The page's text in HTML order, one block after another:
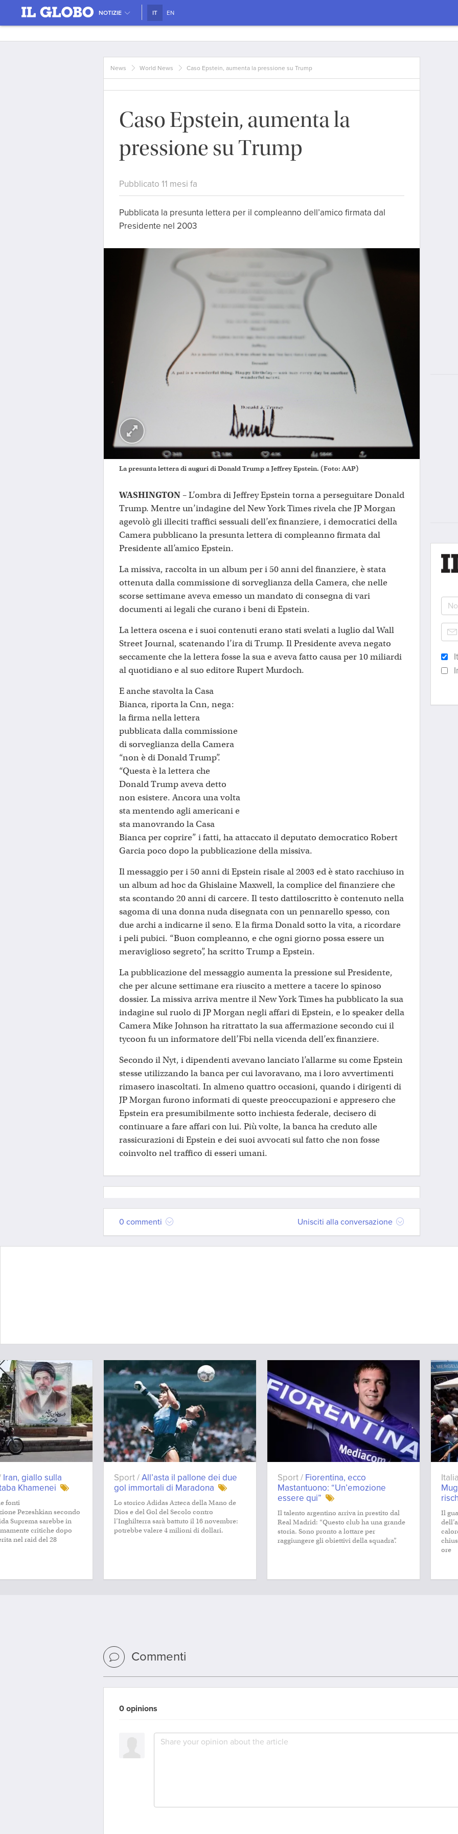
NOTIZIE IT EN
News World News Caso Epstein, aumenta la pressione su Trump
Caso Epstein, aumenta la
pressione su Trump
Pubblicato 11 mesi fa
Pubblicata la presunta lettera per il compleanno dell’amico firmata dal
Presidente nel 2003
La presunta lettera di auguri di Donald Trump a Jeffrey Epstein. (Foto: AAP)
WASHINGTON– L’ombra di Jeffrey Epstein torna a perseguitare Donald
Trump. Mentre un’indagine del New York Times rivela che JP Morgan
agevolò gli illeciti traffici sessuali dell’ex finanziere, i democratici della
Camera pubblicano la presunta lettera di compleanno firmata dal
Presidente all’amico Epstein.
La missiva, raccolta in un album per i 50 anni del finanziere, è stata
ottenuta dalla commissione di sorveglianza della Camera, che nelle
scorse settimane aveva emesso un mandato di consegna di vari
documenti ai legali che curano i beni di Epstein.
La lettera oscena e i suoi contenuti erano stati svelati a luglio dal Wall
Street Journal, scatenando l’ira di Trump. Il Presidente aveva negato
seccamente che la lettera fosse la sua e aveva fatto causa per 10 miliardi
al quotidiano e al suo editore Rupert Murdoch.
E anche stavolta la Casa
Bianca, riporta la Cnn, nega:
la firma nella lettera
pubblicata dalla commissione
di sorveglianza della Camera
“non è di Donald Trump”.
“Questa è la lettera che
Donald Trump aveva detto
non esistere. Ancora una volta
sta mentendo agli americani e
sta manovrando la Casa
Bianca per coprire” i fatti, ha attaccato il deputato democratico Robert
Garcia poco dopo la pubblicazione della missiva.
Il messaggio per i 50 anni di Epstein risale al 2003 ed è stato racchiuso in
un album ad hoc da Ghislaine Maxwell, la complice del finanziere che
sta scontando 20 anni di carcere. Il testo dattiloscritto è contenuto nella
sagoma di una donna nuda disegnata con un pennarello spesso, con
due archi a indicarne il seno. E la firma Donald sotto la vita, a ricordare
i peli pubici. “Buon compleanno, e che ogni giorno possa essere un
meraviglioso segreto”, ha scritto Trump a Epstein.
La pubblicazione del messaggio aumenta la pressione sul Presidente,
che per alcune settimane era riuscito a mettere a tacere lo spinoso
dossier. La missiva arriva mentre il New York Times ha pubblicato la sua
indagine sul ruolo di JP Morgan negli affari di Epstein, e lo speaker della
Camera Mike Johnson ha ritrattato la sua affermazione secondo cui il
tycoon fu un informatore dell’Fbi nella vicenda dell’ex finanziere.
Secondo il Nyt, i dipendenti avevano lanciato l’allarme su come Epstein
stesse utilizzando la banca per cui lavoravano, ma i loro avvertimenti
rimasero inascoltati. In almeno quattro occasioni, quando i dirigenti di
JP Morgan furono informati di queste preoccupazioni e appresero che
Epstein era presumibilmente sotto inchiesta federale, decisero di
continuare a fare affari con lui. Più volte, la banca ha creduto alle
rassicurazioni di Epstein e dei suoi avvocati sul fatto che non fosse
coinvolto nel traffico di esseri umani.
0 commenti Unisciti alla conversazione
Iran, giallo sulla
Khamenei
fonti
Pezeshkian secondo
Suprema sarebbe in
critiche dopo
nel raid del 28
Sport /All’asta il pallone dei due
gol immortali di Maradona
Lo storico Adidas Azteca della Mano de
Dios e del Gol del Secolo contro
l’Inghilterra sarà battuto il 16 novembre:
potrebbe valere 4 milioni di dollari.
Sport / Fiorentina, ecco
Mastantuono: “Un’emozione
essere qui”
Il talento argentino arriva in prestito dal
Real Madrid: “Questo club ha una grande
storia. Sono pronto a lottare per
raggiungere gli obiettivi della squadra”.
Il
ore
Commenti
0 opinions